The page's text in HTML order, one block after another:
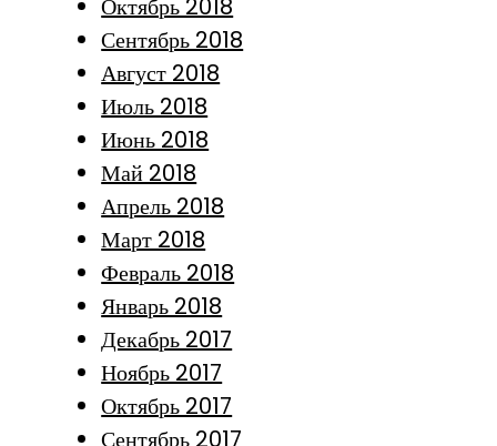
Октябрь 2018
Сентябрь 2018
Август 2018
Июль 2018
Июнь 2018
Май 2018
Апрель 2018
Март 2018
Февраль 2018
Январь 2018
Декабрь 2017
Ноябрь 2017
Октябрь 2017
Сентябрь 2017